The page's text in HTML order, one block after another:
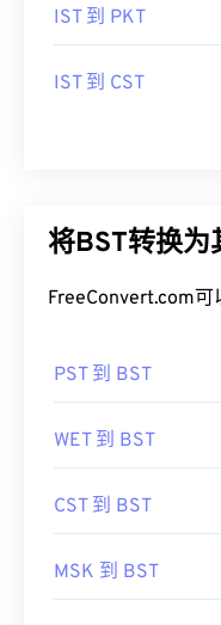
IST 到 PKT
IST 到 CST
将BST转换为
FreeConvert.com可
PST 到 BST
WET 到 BST
CST 到 BST
MSK 到 BST